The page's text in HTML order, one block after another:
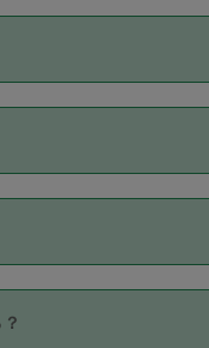
合は、延長機能をご利
し、合意の上事前申請
ません。
設定しています。
数、レビューの平均値
す。
EXPRESS／